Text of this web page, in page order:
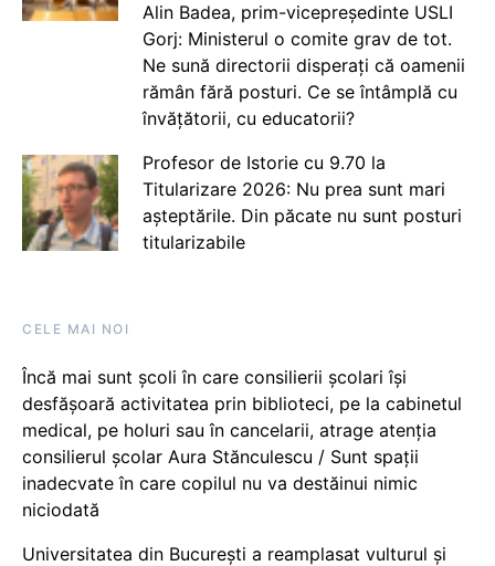
Alin Badea, prim-vicepreședinte USLI
Gorj: Ministerul o comite grav de tot.
Ne sună directorii disperați că oamenii
rămân fără posturi. Ce se întâmplă cu
învățătorii, cu educatorii?
Profesor de Istorie cu 9.70 la
Titularizare 2026: Nu prea sunt mari
așteptările. Din păcate nu sunt posturi
titularizabile
CELE MAI NOI
Încă mai sunt școli în care consilierii școlari își
desfășoară activitatea prin biblioteci, pe la cabinetul
medical, pe holuri sau în cancelarii, atrage atenția
consilierul școlar Aura Stănculescu / Sunt spații
inadecvate în care copilul nu va destăinui nimic
niciodată
Universitatea din București a reamplasat vulturul și